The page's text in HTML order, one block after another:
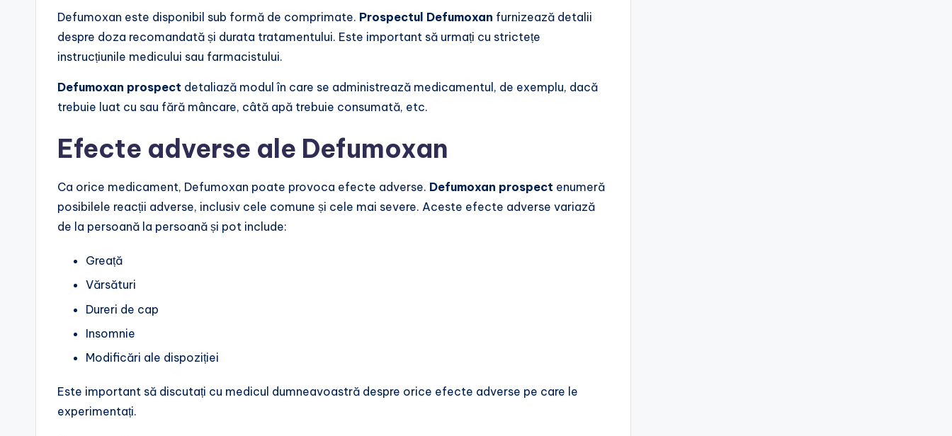
Defumoxan este disponibil sub formă de comprimate. Prospectul Defumoxan furnizează detalii
despre doza recomandată și durata tratamentului. Este important să urmați cu strictețe
instrucțiunile medicului sau farmacistului.
Defumoxan prospect detaliază modul în care se administrează medicamentul, de exemplu, dacă
trebuie luat cu sau fără mâncare, câtă apă trebuie consumată, etc.
Efecte adverse ale Defumoxan
Ca orice medicament, Defumoxan poate provoca efecte adverse. Defumoxan prospect enumeră
posibilele reacții adverse, inclusiv cele comune și cele mai severe. Aceste efecte adverse variază
de la persoană la persoană și pot include:
Greață
Vărsături
Dureri de cap
Insomnie
Modificări ale dispoziției
Este important să discutați cu medicul dumneavoastră despre orice efecte adverse pe care le
experimentați.